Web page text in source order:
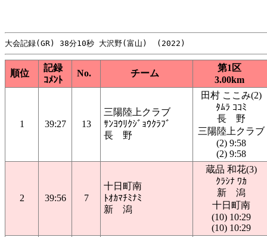
順位
記録
ｺﾒﾝﾄ
No. チーム
第1区
3.00km
1 39:27 13
三陽陸上クラブ
ｻﾝﾖｳﾘｸｼﾞｮｳｸﾗﾌﾞ
長 野
田村 ここみ(2)
ﾀﾑﾗ ｺｺﾐ
長 野
三陽陸上クラブ
(2) 9:58
(2) 9:58
2 39:56 7
十日町南
ﾄｵｶﾏﾁﾐﾅﾐ
新 潟
蔵品 和花(3)
ｸﾗｼﾅ ﾜｶ
新 潟
十日町南
(10) 10:29
(10) 10:29